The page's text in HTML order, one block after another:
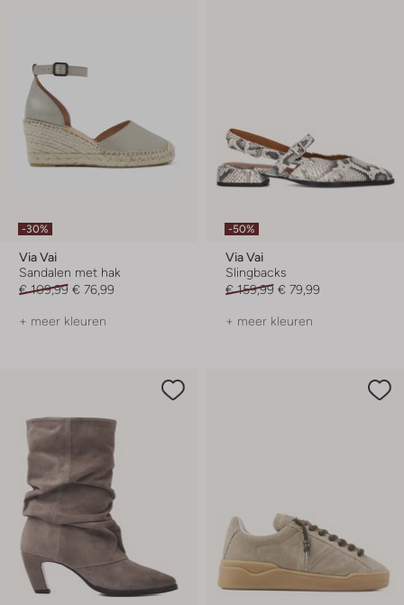
-30%
Via Vai
Sandalen met hak
€ 109,99 € 76,99
+ meer kleuren
-50%
Via Vai
Slingbacks
€ 159,99 € 79,99
+ meer kleuren